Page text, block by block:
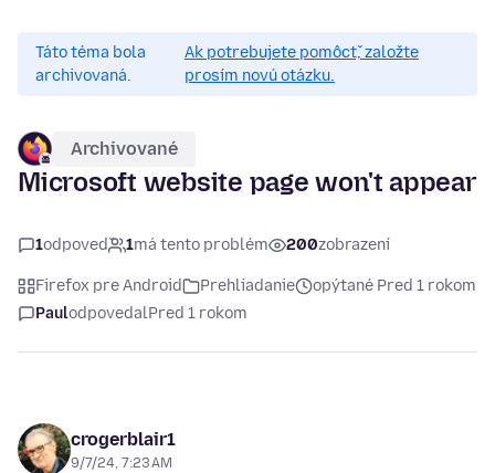
Táto téma bola
archivovaná.
Ak potrebujete pomôcť, založte
prosím novú otázku.
Archivované
Microsoft website page won't appear
1odpoveď 1má tento problém 200zobrazení
Firefox pre Android Prehliadanie
opýtané Pred 1 rokom
PaulodpovedalPred 1 rokom
crogerblair1
9/7/24, 7:23 AM